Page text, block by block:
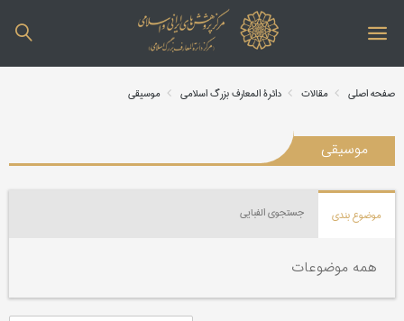
صفحه اصلی مقالات دائرة المعارف بزرگ اسلامی موسیقی
موسیقی
موضوع بندی جستجوی الفبایی
همه موضوعات